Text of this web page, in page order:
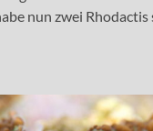
nun zwei